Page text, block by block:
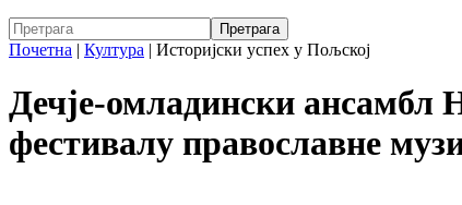
Почетна | Култура | Историјски успех у Пољској
Дечје-омладински ансамбл
фестивалу православне